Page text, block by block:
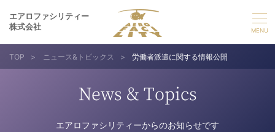
エアロファシリティー
株式会社
選ばれる理由
TOP > ニュース&トピックス > 労働者派遣に関する情報公開
News & Topics
エアロファシリティーからのお知らせです